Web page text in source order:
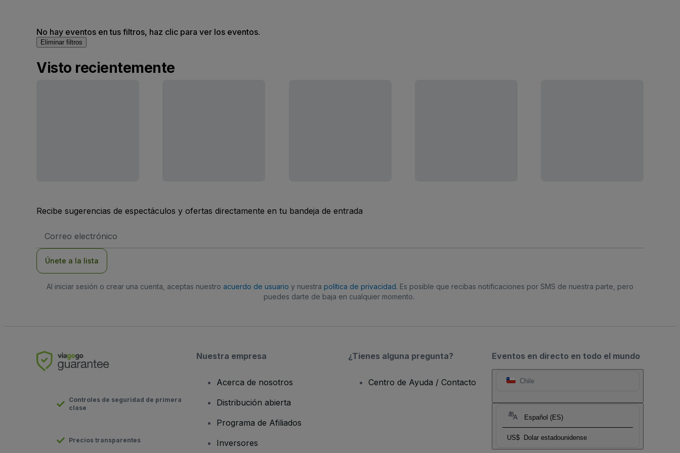
No hay eventos en tus filtros, haz clic para ver los eventos.
Eliminar filtros
Visto recientemente
Recibe sugerencias de espectáculos y ofertas directamente en tu bandeja de entrada
de
Únete a la lista
Al iniciar sesión o crear una cuenta, aceptas nuestro acuerdo de usuario y nuestra política de privacidad. Es posible que recibas notificaciones por SMS de nuestra parte, pero
puedes darte de baja en cualquier momento.
Eventos en directo en todo el mundo
Chile
Español (ES)
US$ Dolar estadounidense
Controles de seguridad de primera
clase
Precios transparentes
Nuestra empresa
Acerca de nosotros
Distribución abierta
Programa de Afiliados
Inversores
¿Tienes alguna pregunta?
Centro de Ayuda / Contacto